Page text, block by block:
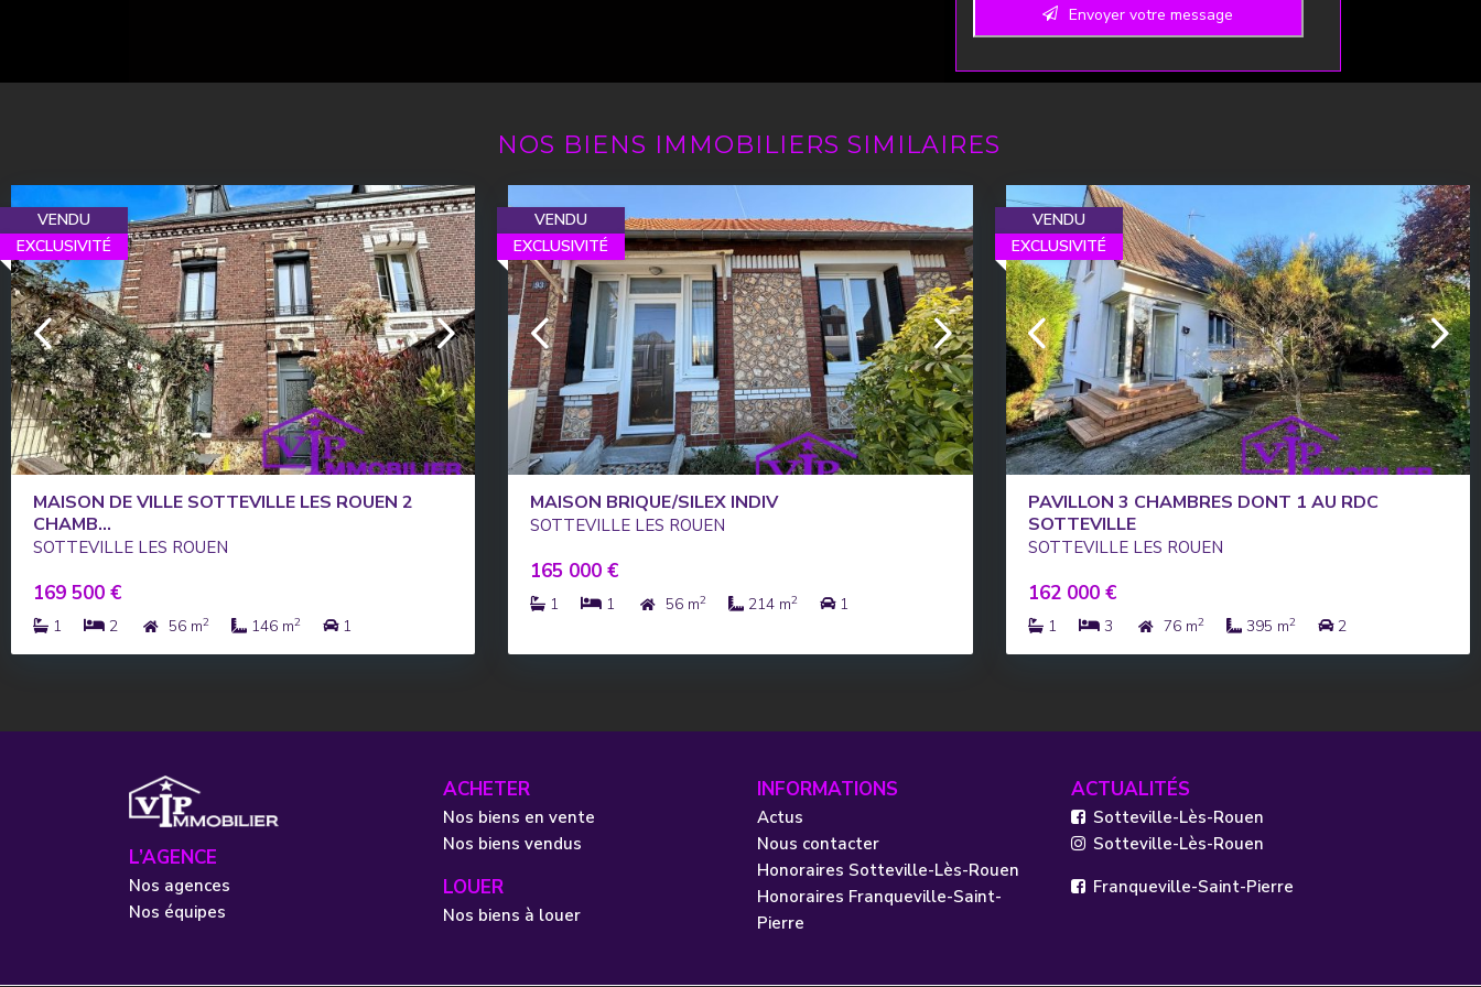
Envoyer votre message
NOS BIENS IMMOBILIERS SIMILAIRES
VENDU
EXCLUSIVITÉ
MAISON DE VILLE SOTTEVILLE LES ROUEN 2
CHAMB...
SOTTEVILLE LES ROUEN
169 500 €
1 2 56 m2 146 m2 1
VENDU
EXCLUSIVITÉ
MAISON BRIQUE/SILEX INDIV
SOTTEVILLE LES ROUEN
165 000 €
1 1 56 m2 214 m2 1
VENDU
EXCLUSIVITÉ
PAVILLON 3 CHAMBRES DONT 1 AU RDC
SOTTEVILLE
SOTTEVILLE LES ROUEN
162 000 €
1 3 76 m2 395 m2 2
L’AGENCE
Nos agences
Nos équipes
ACHETER
Nos biens en vente
Nos biens vendus
LOUER
Nos biens à louer
INFORMATIONS
Actus
Nous contacter
Honoraires Sotteville-Lès-Rouen
Honoraires Franqueville-Saint-
Pierre
ACTUALITÉS
Sotteville-Lès-Rouen
Sotteville-Lès-Rouen
Franqueville-Saint-Pierre